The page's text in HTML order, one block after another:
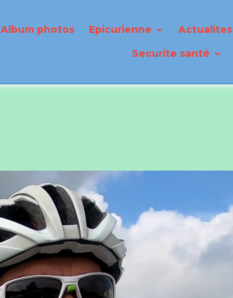
Album photos Epicurienne Actualites
Securite santé